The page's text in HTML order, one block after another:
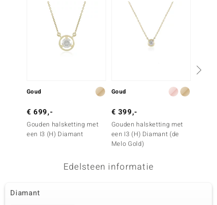
Goud
€ 699,-
Gouden halsketting met
een I3 (H) Diamant
Goud
€ 399,-
Gouden halsketting met
een I3 (H) Diamant (de
Melo Gold)
Edelsteen informatie
Diamant